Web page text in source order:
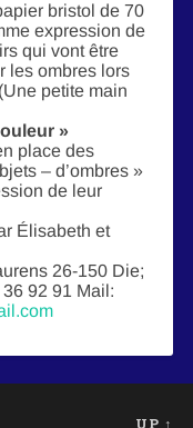
bristol de 70
expression de
qui vont être
les ombres lors
petite main
»
place des
– d’ombres »
de leur
Élisabeth et
26-150 Die;
92 91 Mail:
UP ↑